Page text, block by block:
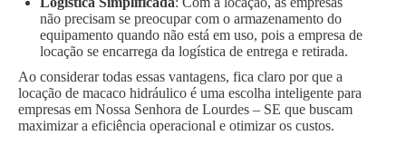
não precisam se preocupar com o armazenamento do
equipamento quando não está em uso, pois a empresa de
locação se encarrega da logística de entrega e retirada.
Ao considerar todas essas vantagens, fica claro por que a
locação de macaco hidráulico é uma escolha inteligente para
empresas em Nossa Senhora de Lourdes – SE que buscam
maximizar a eficiência operacional e otimizar os custos.